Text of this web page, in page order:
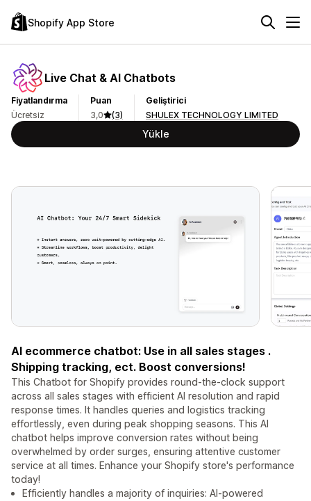
Shopify App Store
Live Chat & AI Chatbots
Fiyatlandırma
Ücretsiz
Puan
3,0
(3)
Geliştirici
SHULEX TECHNOLOGY LIMITED
Yükle
AI ecommerce chatbot: Use in all sales stages .
Shipping tracking, ect. Boost conversions!
This Chatbot for Shopify provides round-the-clock support
across all sales stages with efficient AI resolution and rapid
response times. It handles queries and logistics tracking
effortlessly, even during peak shopping seasons. This AI
chatbot helps improve conversion rates without being
overwhelmed by order surges, ensuring attentive customer
service at all times. Enhance your Shopify store's performance
today!
Efficiently handles a majority of inquiries: AI-powered